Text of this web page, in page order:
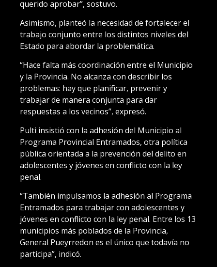
querido aprobar”, sostuvo.
Asimismo, planteó la necesidad de fortalecer el
trabajo conjunto entre los distintos niveles del
Estado para abordar la problemática.
“Hace falta más coordinación entre el Municipio
y la Provincia. No alcanza con describir los
problemas: hay que planificar, prevenir y
trabajar de manera conjunta para dar
respuestas a los vecinos”, expresó.
Pulti insistió con la adhesión del Municipio al
Programa Provincial Entramados, otra política
pública orientada a la prevención del delito en
adolescentes y jóvenes en conflicto con la ley
penal.
“También impulsamos la adhesión al Programa
Entramados para trabajar con adolescentes y
jóvenes en conflicto con la ley penal. Entre los 13
municipios más poblados de la Provincia,
General Pueyrredon es el único que todavía no
participa”, indicó.